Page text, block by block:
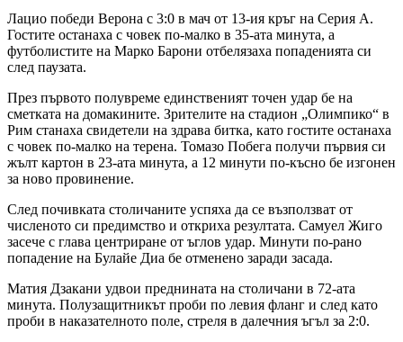
Лацио победи Верона с 3:0 в мач от 13-ия кръг на Серия А.
Гостите останаха с човек по-малко в 35-ата минута, а
футболистите на Марко Барони отбелязаха попаденията си
след паузата.
През първото полувреме единственият точен удар бе на
сметката на домакините. Зрителите на стадион „Олимпико“ в
Рим станаха свидетели на здрава битка, като гостите останаха
с човек по-малко на терена. Томазо Побега получи първия си
жълт картон в 23-ата минута, а 12 минути по-късно бе изгонен
за ново провинение.
След почивката столичаните успяха да се възползват от
численото си предимство и откриха резултата. Самуел Жиго
засече с глава центриране от ъглов удар. Минути по-рано
попадение на Булайе Диа бе отменено заради засада.
Матия Дзакани удвои преднината на столичани в 72-ата
минута. Полузащитникът проби по левия фланг и след като
проби в наказателното поле, стреля в далечния ъгъл за 2:0.